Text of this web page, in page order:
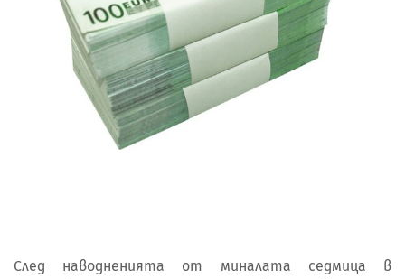
След наводненията от миналата седмица в